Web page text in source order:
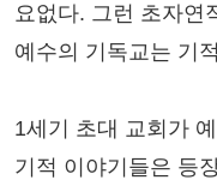
요없다. 그런 초자연
예수의 기독교는 기
1세기 초대 교회가
기적 이야기들은 등